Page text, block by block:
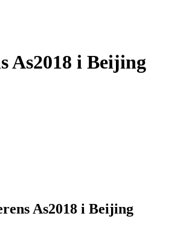
As2018 i Beijing
As2018 i Beijing